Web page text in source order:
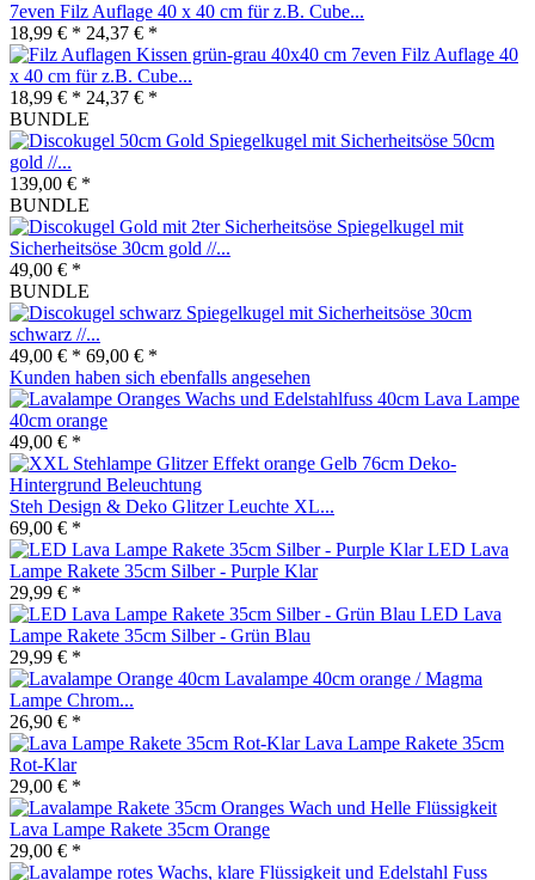
7even Filz Auflage 40 x 40 cm für z.B. Cube...
18,99 € * 24,37 € *
7even Filz Auflage 40
x 40 cm für z.B. Cube...
18,99 € * 24,37 € *
BUNDLE
Spiegelkugel mit Sicherheitsöse 50cm
gold //...
139,00 € *
BUNDLE
Spiegelkugel mit
Sicherheitsöse 30cm gold //...
49,00 € *
BUNDLE
Spiegelkugel mit Sicherheitsöse 30cm
schwarz //...
49,00 € * 69,00 € *
Kunden haben sich ebenfalls angesehen
Lava Lampe
40cm orange
49,00 € *
Steh Design & Deko Glitzer Leuchte XL...
69,00 € *
LED Lava
Lampe Rakete 35cm Silber - Purple Klar
29,99 € *
LED Lava
Lampe Rakete 35cm Silber - Grün Blau
29,99 € *
Lavalampe 40cm orange / Magma
Lampe Chrom...
26,90 € *
Lava Lampe Rakete 35cm
Rot-Klar
29,00 € *
Lava Lampe Rakete 35cm Orange
29,00 € *